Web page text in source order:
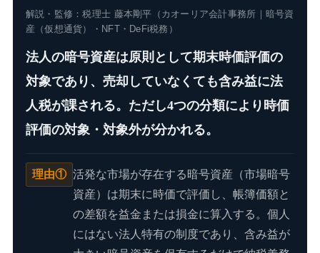
解説・監修：税理士 藤本剛平（カオーリア会計事務所｜暗号資
産（仮想通貨）・NFT・DeFi税務）
法人の暗号資産は原則として期末時価評価の
対象であり、売却していなくても含み益に法
人税が課される。ただし4つの分類により時価
評価の対象・対象外が分かれる。
理由① 活発な市場が存在する暗号資産（市場暗号
資産）は期末に時価で評価し、帳簿価額と
の差額を益金または損金に算入する。個人
にはない法人特有の制度であり、含み益が